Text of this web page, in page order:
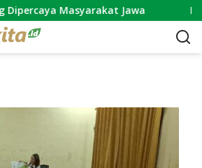
Masyarakat Jawa